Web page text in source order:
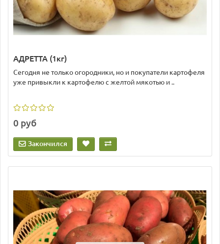
АДРЕТТА (1кг)
Сегодня не только огородники, но и покупатели картофеля
уже привыкли к картофелю с желтой мякотью и ..
0 руб
Закончился